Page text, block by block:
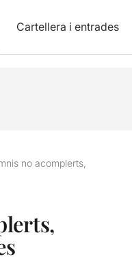
Cartellera i entrades
no acomplerts,